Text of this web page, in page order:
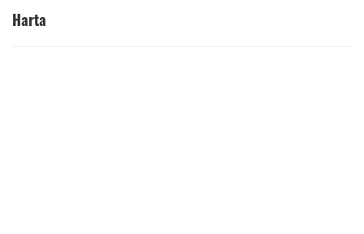
Harta